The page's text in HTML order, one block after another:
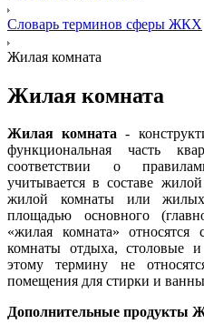
Словарь терминов сферы ЖКХ
Жилая комната
Жилая комната
Жилая комната -
функциональная часть
соответствии о
учитывается в составе
жилой комнаты или жилых
площадью основного
«жилая комната» относятся
комнаты отдыха, столовые
этому термину не
помещения для стирки и
Дополнительные продукты